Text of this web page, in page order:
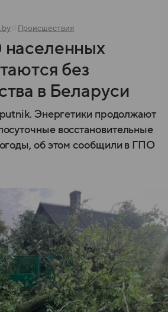
Происшествия
без
в Беларуси
Энергетики продолжают
восстановительные
об этом сообщили в ГПО